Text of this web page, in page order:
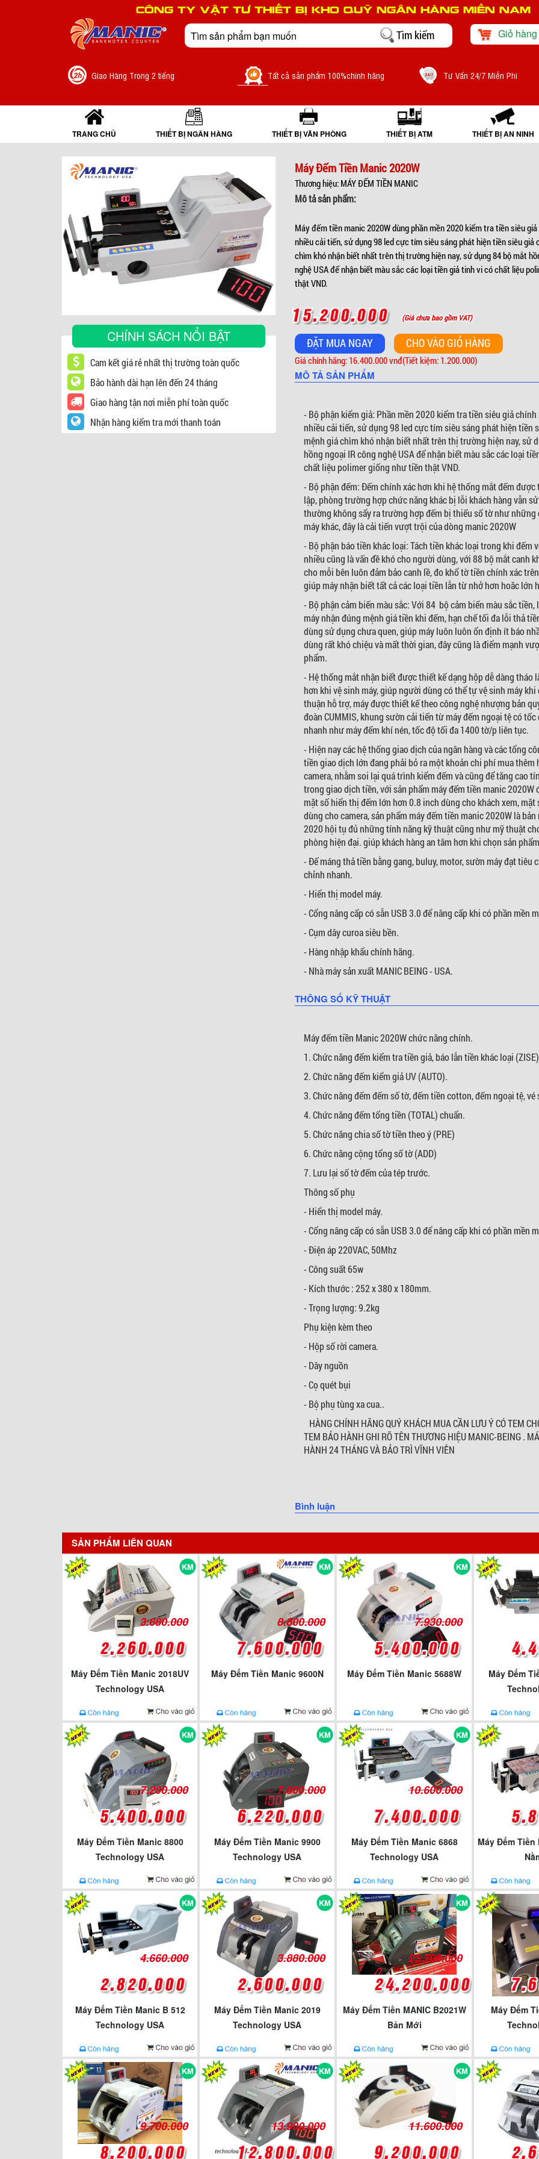
CÔNG TY VẬT TƯ THIẾT BỊ KHO QUỸ NGÂN HÀNG MIỀN NAM
Giỏ hàng
Giao Hàng Trong 2 tiếng Tất cả sản phẩm 100%chính hãng Tư Vấn 24/7 Miễn Phí
TRANG CHỦ THIẾT BỊ NGÂN HÀNG THIẾT BỊ VĂN PHÒNG THIẾT BỊ ATM THIẾT BỊ AN NINH
CHÍNH SÁCH NỔI BẬT
Cam kết giá rẻ nhất thị trường toàn quốc
Bảo hành dài hạn lên đến 24 tháng
Giao hàng tận nơi miễn phí toàn quốc
Nhận hàng kiểm tra mới thanh toán
Máy Đếm Tiền Manic 2020W
Thương hiệu: MÁY ĐẾM TIỀN MANIC
Mô tả sản phẩm:
Máy đếm tiền manic 2020W dùng phần mền 2020 kiểm tra tiền siêu
nhiều cải tiến, sử dụng 98 led cực tím siêu sáng phát hiện tiền siêu giả
chìm khó nhận biết nhất trên thị trường hiện nay, sử dụng 84 bộ mắt
nghệ USA để nhận biết màu sắc các loại tiền giả tinh vi có chất liệu
thật VND.
(Giá chưa bao gồm VAT)
Giá chính hãng: 16.400.000 vnđ(Tiết kiệm: 1.200.000)
MÔ TẢ SẢN PHẨM
- Bộ phận kiểm giả: Phần mền 2020 kiểm tra tiền siêu giả chính
nhiều cải tiến, sử dụng 98 led cực tím siêu sáng phát hiện tiền
mệnh giá chìm khó nhận biết nhất trên thị trường hiện nay, sử
hồng ngoại IR công nghệ USA để nhận biết màu sắc các loại
chất liệu polimer giống như tiền thật VND.
- Bộ phận đếm: Đếm chính xác hơn khi hệ thống mắt đếm được
lập, phòng trường hợp chức năng khác bị lỗi khách hàng vẫn
thường không sẩy ra trường hợp đếm bị thiếu số tờ như những
máy khác, đây là cải tiến vượt trội của dòng manic 2020W
- Bộ phận báo tiền khác loại: Tách tiền khác loại trong khi đếm
nhiều cũng là vấn đề khó cho người dùng, với 88 bộ mắt canh
cho mỗi bên luôn đảm bảo canh lề, đo khổ tờ tiền chính xác
giúp máy nhận biết tất cả các loại tiền lẫn từ nhở hơn hoăc lớn
- Bộ phận cảm biến màu sắc: Với 84 bộ cảm biến màu sắc tiền,
máy nhận đúng mệnh giá tiền khi đếm, hạn chế tối đa lỗi thả
dùng sử dụng chưa quen, giúp máy luôn luôn ổn định ít báo
dùng rất khó chiệu và mất thời gian, đây cũng là điểm mạnh
phẩm.
- Hệ thống mắt nhận biết được thiết kế dạng hộp dễ dàng tháo
hơn khi vệ sinh máy, giúp người dùng có thể tự vệ sinh máy khi
thuận hỗ trợ, máy được thiết kế theo công nghệ nhượng bản
đoàn CUMMIS, khung sườn cải tiến từ máy đếm ngoại tệ có tốc
nhanh như máy đếm khí nén, tốc độ tối đa 1400 tờ/p liên tục.
- Hiện nay các hệ thống giao dịch của ngân hàng và các tổng
tiền giao dịch lớn đang phải bỏ ra một khoản chi phí mua thêm
camera, nhằm soi lại quá trình kiểm đếm và cũng để tăng cao
trong giao dịch tiền, với sản phẩm máy đếm tiền manic 2020W
mặt số hiển thị đếm lớn hơn 0.8 inch dùng cho khách xem, mặt
dùng cho camera, sản phẩm máy đếm tiền manic 2020W là
2020 hội tụ đủ những tính năng kỹ thuật cũng như mỹ thuật
phòng hiện đại. giúp khách hàng an tâm hơn khi chọn sản
- Đế máng thả tiền bằng gang, buluy, motor, sườn máy đạt tiêu
chỉnh nhanh.
- Hiển thị model máy.
- Cổng nâng cấp có sẵn USB 3.0 để nâng cấp khi có phần mền
- Cụm dây curoa siêu bền.
- Hàng nhập khẩu chính hãng.
- Nhà máy sản xuất MANIC BEING - USA.
THÔNG SỐ KỸ THUẬT
Máy đếm tiền Manic 2020W chức năng chính.
1. Chức năng đếm kiểm tra tiền giả, báo lẫn tiền khác loại
2. Chức năng đếm kiểm giả UV (AUTO).
3. Chức năng đếm đếm số tờ, đếm tiền cotton, đếm ngoại tệ, vé
4. Chức năng đếm tổng tiền (TOTAL) chuẩn.
5. Chức năng chia số tờ tiền theo ý (PRE)
6. Chức năng cộng tổng số tờ (ADD)
7. Lưu lại số tờ đếm của tép trước.
Thông số phụ
- Hiển thị model máy.
- Cổng nâng cấp có sẵn USB 3.0 để nâng cấp khi có phần mền
- Điện áp 220VAC, 50Mhz
- Công suất 65w
- Kích thước : 252 x 380 x 180mm.
- Trọng lượng: 9.2kg
Phụ kiện kèm theo
- Hộp số rời camera.
- Dây nguồn
- Cọ quét bụi
- Bộ phụ tùng xa cua..
HÀNG CHÍNH HÃNG QUÝ KHÁCH MUA CẦN LƯU Ý CÓ TEM
TEM BẢO HÀNH GHI RÕ TÊN THƯƠNG HIỆU MANIC-BEING .
HÀNH 24 THÁNG VÀ BẢO TRÌ VĨNH VIỄN
Bình luận
SẢN PHẨM LIÊN QUAN
3.680.000
Máy Đếm Tiền Manic 2018UV
Technology USA
8.800.000
Máy Đếm Tiền Manic 9600N
7.930.000
Máy Đếm Tiền Manic 5688W
Máy Đếm
7.200.000
Máy Đếm Tiền Manic 8800
Technology USA
7.800.000
Máy Đếm Tiền Manic 9900
Technology USA
10.600.000
Máy Đếm Tiền Manic 6868
Technology USA
Máy Đếm Tiền
4.660.000
Máy Đếm Tiền Manic B 512
Technology USA
3.880.000
Máy Đếm Tiền Manic 2019
Technology USA
25.700.000
Máy Đếm Tiền MANIC B2021W
Bản Mới
Máy Đếm
9.700.000 13.900.000 11.600.000